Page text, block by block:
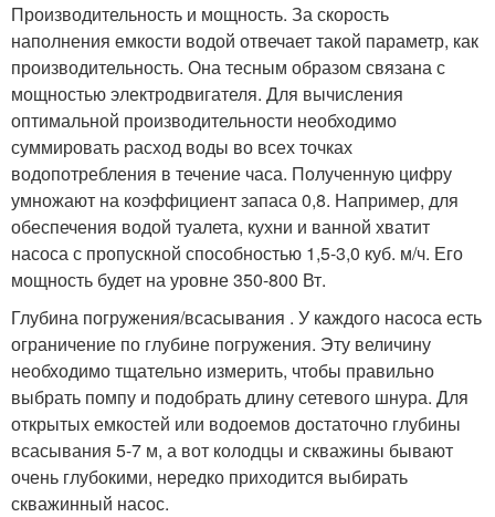
Производительность и мощность. За скорость
наполнения емкости водой отвечает такой параметр, как
производительность. Она тесным образом связана с
мощностью электродвигателя. Для вычисления
оптимальной производительности необходимо
суммировать расход воды во всех точках
водопотребления в течение часа. Полученную цифру
умножают на коэффициент запаса 0,8. Например, для
обеспечения водой туалета, кухни и ванной хватит
насоса с пропускной способностью 1,5-3,0 куб. м/ч. Его
мощность будет на уровне 350-800 Вт.
Глубина погружения/всасывания . У каждого насоса есть
ограничение по глубине погружения. Эту величину
необходимо тщательно измерить, чтобы правильно
выбрать помпу и подобрать длину сетевого шнура. Для
открытых емкостей или водоемов достаточно глубины
всасывания 5-7 м, а вот колодцы и скважины бывают
очень глубокими, нередко приходится выбирать
скважинный насос.